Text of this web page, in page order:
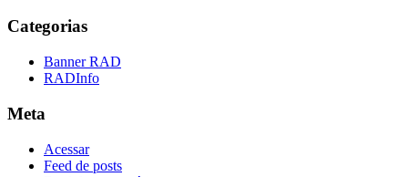
Categorias
Banner RAD
RADInfo
Meta
Acessar
Feed de posts